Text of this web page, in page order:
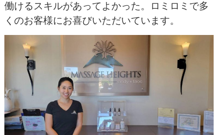
働けるスキルがあってよかった。ロミロミで多
くのお客様にお喜びいただいています。